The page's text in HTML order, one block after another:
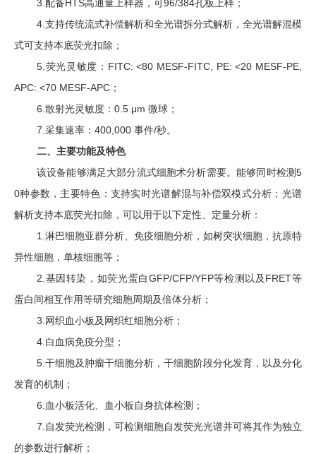
3. 配备HTS高通量上样器，可96/384孔板上样；
4. 支持传统流式补偿解析和全光谱拆分式解析，全光谱解混模
式可支持本底荧光扣除；
5. 荧光灵敏度： FITC: <80 MESF-FITC, PE: <20 MESF-PE,
APC: <70 MESF-APC ；
6. 散射光灵敏度： 0.5 μm 微球；
7. 采集速率： 400,000 事件/秒。
二、主要功能及特色
该设备能够满足大部分流式细胞术分析需要。能够同时检测5
0种参数，主要特色：支持实时光谱解混与补偿双模式分析；光谱
解析支持本底荧光扣除，可以用于以下定性、定量分析：
1. 淋巴细胞亚群分析、免疫细胞分析，如树突状细胞，抗原特
异性细胞，单核细胞等；
2. 基因转染，如荧光蛋白GFP/CFP/YFP等检测以及FRET等
蛋白间相互作用等研究细胞周期及倍体分析；
3. 网织血小板及网织红细胞分析；
4. 白血病免疫分型；
5. 干细胞及肿瘤干细胞分析，干细胞阶段分化发育，以及分化
发育的机制；
6. 血小板活化、血小板自身抗体检测；
7. 自发荧光检测，可检测细胞自发荧光光谱并可将其作为独立
的参数进行解析；